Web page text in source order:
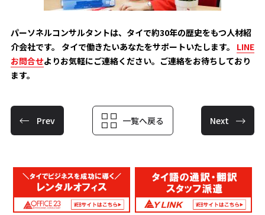
パーソネルコンサルタントは、タイで約30年の歴史をもつ人材紹
介会社です。 タイで働きたいあなたをサポートいたします。 LINE
お問合せよりお気軽にご連絡ください。ご連絡をお待ちしており
ます。
Prev 一覧へ戻る Next